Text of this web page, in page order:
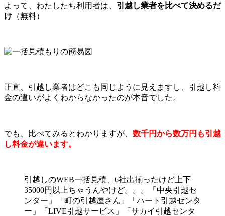
よって、わたしたち利用者は、 引越し業者を比べて決めるだ
け （無料）
正直、引越し業者はどこも同じように見えますし、引越し料
金の違いがよくわからなかったのが本音でした。
でも、比べてみるとわかりますが、 数千円から数万円も引越
し料金が違います。
引越しのWEB一括見積、6社出揃ったけど上下
35000円以上ちゃうんやけど。。。「中央引越セ
ンター」「町の引越屋さん」「ハート引越センタ
ー」「LIVE引越サービス」「サカイ引越センタ